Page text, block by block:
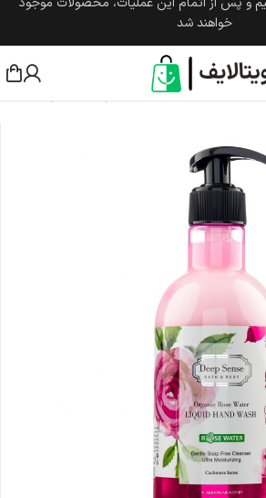
خواهند شد
شوینده و پاک کننده پوست